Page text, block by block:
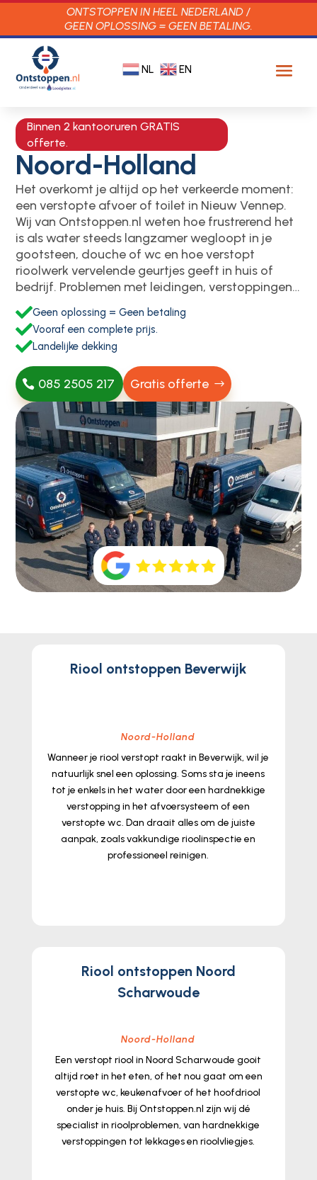
ONTSTOPPEN IN HEEL NEDERLAND /
GEEN OPLOSSING = GEEN BETALING.
NL EN
Binnen 2 kantooruren GRATIS
offerte.
Noord-Holland
Het overkomt je altijd op het verkeerde moment:
een verstopte afvoer of toilet in Nieuw Vennep.​
Wij van Ontstoppen.​nl weten hoe frustrerend het
is als water steeds langzamer wegloopt in je
gootsteen, douche of wc en hoe verstopt
rioolwerk vervelende geurtjes geeft in huis of
bedrijf.​ Problemen met leidingen, verstoppingen…
Geen oplossing = Geen betaling
Vooraf een complete prijs.
Landelijke dekking
085 2505 217 Gratis offerte
Riool ontstoppen Beverwijk
Noord-Holland
Wanneer je riool verstopt raakt in Beverwijk, wil je
natuurlijk snel een oplossing.​ Soms sta je ineens
tot je enkels in het water door een hardnekkige
verstopping in het afvoersysteem of een
verstopte wc.​ Dan draait alles om de juiste
aanpak, zoals vakkundige rioolinspectie en
professioneel reinigen.​
Riool ontstoppen Noord
Scharwoude
Noord-Holland
Een verstopt riool in Noord Scharwoude gooit
altijd roet in het eten, of het nou gaat om een
verstopte wc, keukenafvoer of het hoofdriool
onder je huis.​ Bij Ontstoppen.​nl zijn wij dé
specialist in rioolproblemen, van hardnekkige
verstoppingen tot lekkages en rioolvliegjes.​